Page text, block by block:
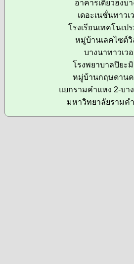
อาคารเตียวฮงบ
เดอะเนชั่นทาวเ
โรงเรียนเทคโนเป
หมู่บ้านเลคไซต์วิ
บางนาทาวเว
โรงพยาบาลปิยะ
หมู่บ้านกฤษดานค
แยกรามคำแหง 2-บา
มหาวิทยาลัยรามค